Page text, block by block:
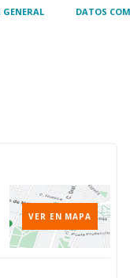
DATOS
VER EN MAPA